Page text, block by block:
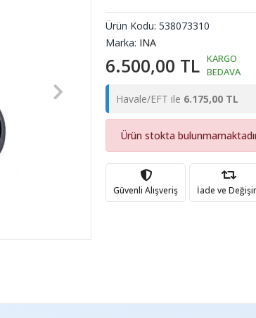
Ürün Kodu: 538073310
Marka: INA
6.500,00 TL KARGO
BEDAVA
Havale/EFT ile 6.175,00 TL
Ürün stokta
Güvenli Alışveriş İade ve